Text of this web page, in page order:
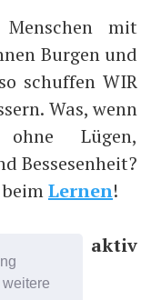
mit
Burgen und
schuffen WIR
Was, wenn
Lügen,
Bessesenheit?
Lernen!
aktiv